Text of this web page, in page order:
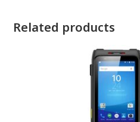
Related products